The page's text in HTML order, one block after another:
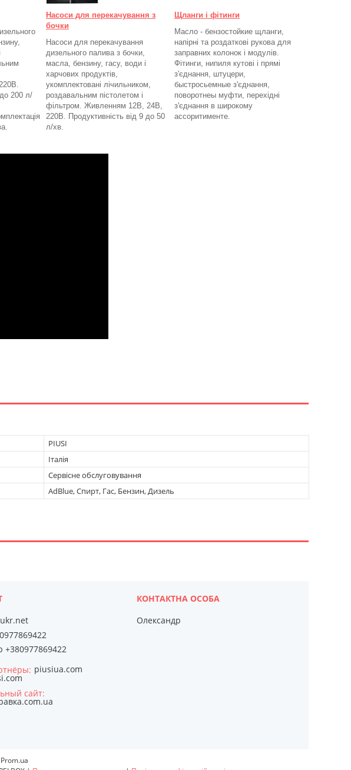
до 200 л/
Насоси для перекачування з
бочки
Насоси для перекачування
дизельного палива з бочки,
масла, бензину, гасу, води і
харчових продуктів,
укомплектовані лічильником,
роздавальним пістолетом і
фільтром. Живленням 12В, 24В,
220В. Продуктивність від 9 до 50
л/хв.
Щланги і фітинги
Масло - бензостойкие щланги,
напірні та роздаткові рукова для
заправних колонок і модулів.
Фітинги, нипиля кутові і прямі
з'єднання, штуцери,
быстросьемные з'єднання,
поворотнеы муфти, перехідні
з'єднання в широкому
ассоритименте.
PIUSI
Італія
Сервісне обслуговування
AdBlue, Спирт, Гас, Бензин, Дизель
+380977869422
piusiua.com
сайт
Олександр
Prom.ua